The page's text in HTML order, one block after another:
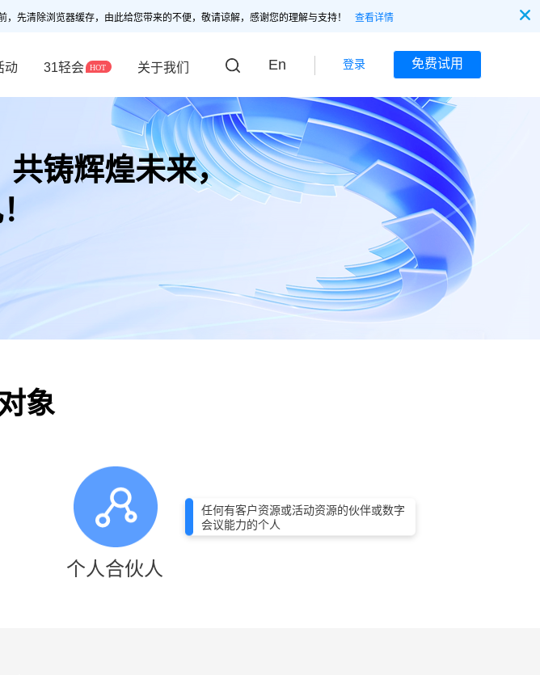
先清除浏览器缓存，由此给您带来的不便，敬请谅解，感谢您的理解与支持！ 查看详情
动 31轻会 关于我们 En 登录 免费试用
共铸辉煌未来，
象
个人合伙人
任何有客户资源或活动资源的伙伴或数字
会议能力的个人